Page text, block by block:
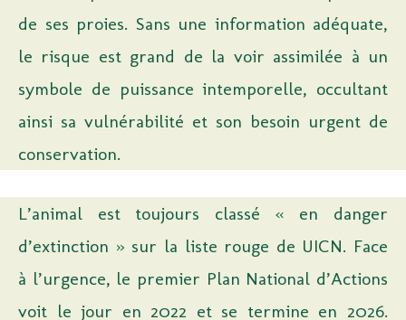
de ses proies. Sans une information adéquate,
le risque est grand de la voir assimilée à un
symbole de puissance intemporelle, occultant
ainsi sa vulnérabilité et son besoin urgent de
conservation.
L’animal est toujours classé « en danger
d’extinction » sur la liste rouge de UICN. Face
à l’urgence, le premier Plan National d’Actions
voit le jour en 2022 et se termine en 2026.